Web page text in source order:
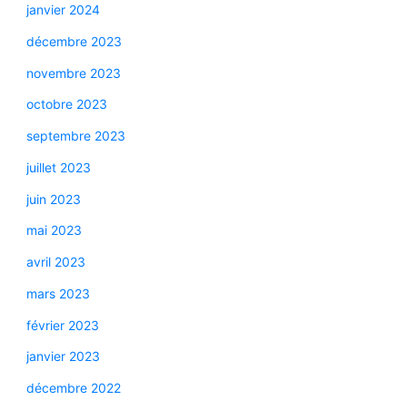
janvier 2024
décembre 2023
novembre 2023
octobre 2023
septembre 2023
juillet 2023
juin 2023
mai 2023
avril 2023
mars 2023
février 2023
janvier 2023
décembre 2022